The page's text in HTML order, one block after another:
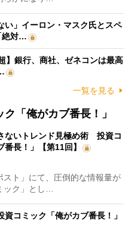
い」イーロン・マスク氏とスペ
絶対…
】銀行、商社、ゼネコンは最高
一覧を見る
「俺がカブ番長！」
ないトレンド見極め術 投資コ
番長！」【第11回】
ト」にて、圧倒的な情報量が
ック」とし…
コミック「俺がカブ番長！」